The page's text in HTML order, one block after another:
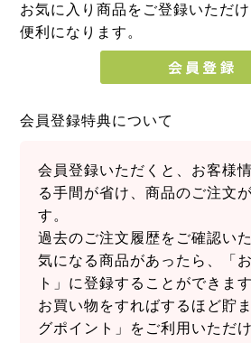
お気に入り商品をご登録いただ
便利になります。
会員登録特典について
会員登録いただくと、お客様
る手間が省け、商品のご注文
す。
過去のご注文履歴をご確認い
気になる商品があったら、「
ト」に登録することができます
お買い物をすればするほど貯
グポイント」をご利用いただけ